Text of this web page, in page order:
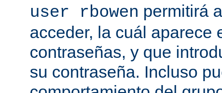
user rbowen permitirá
acceder, la cuál aparece
contraseñas, y que
su contraseña. Incluso